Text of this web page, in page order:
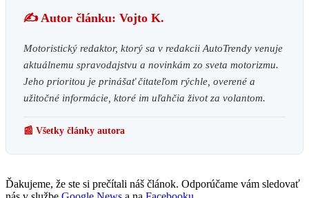
✍️ Autor článku: Vojto K.
Motoristický redaktor, ktorý sa v redakcii AutoTrendy venuje
aktuálnemu spravodajstvu a novinkám zo sveta motorizmu.
Jeho prioritou je prinášať čitateľom rýchle, overené a
užitočné informácie, ktoré im uľahčia život za volantom.
📰 Všetky články autora
Ďakujeme, že ste si prečítali náš článok. Odporúčame vám sledovať